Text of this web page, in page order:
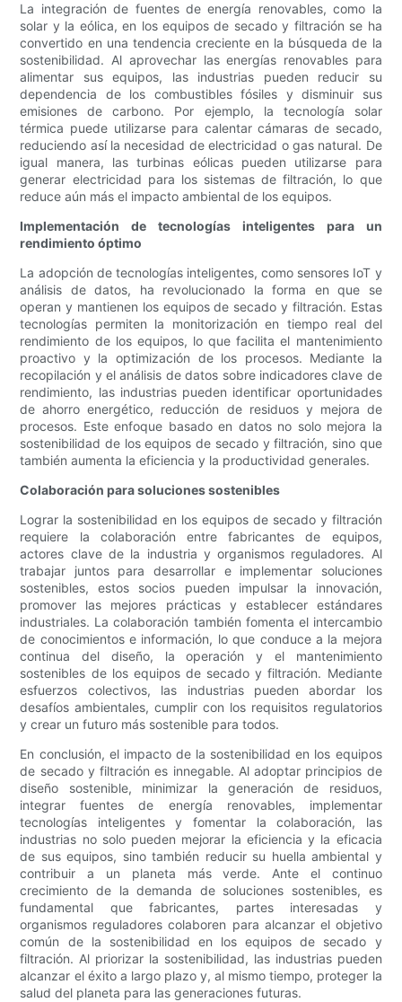
La integración de fuentes de energía renovables, como la
solar y la eólica, en los equipos de secado y filtración se ha
convertido en una tendencia creciente en la búsqueda de la
sostenibilidad. Al aprovechar las energías renovables para
alimentar sus equipos, las industrias pueden reducir su
dependencia de los combustibles fósiles y disminuir sus
emisiones de carbono. Por ejemplo, la tecnología solar
térmica puede utilizarse para calentar cámaras de secado,
reduciendo así la necesidad de electricidad o gas natural. De
igual manera, las turbinas eólicas pueden utilizarse para
generar electricidad para los sistemas de filtración, lo que
reduce aún más el impacto ambiental de los equipos.
Implementación de tecnologías inteligentes para un
rendimiento óptimo
La adopción de tecnologías inteligentes, como sensores IoT y
análisis de datos, ha revolucionado la forma en que se
operan y mantienen los equipos de secado y filtración. Estas
tecnologías permiten la monitorización en tiempo real del
rendimiento de los equipos, lo que facilita el mantenimiento
proactivo y la optimización de los procesos. Mediante la
recopilación y el análisis de datos sobre indicadores clave de
rendimiento, las industrias pueden identificar oportunidades
de ahorro energético, reducción de residuos y mejora de
procesos. Este enfoque basado en datos no solo mejora la
sostenibilidad de los equipos de secado y filtración, sino que
también aumenta la eficiencia y la productividad generales.
Colaboración para soluciones sostenibles
Lograr la sostenibilidad en los equipos de secado y filtración
requiere la colaboración entre fabricantes de equipos,
actores clave de la industria y organismos reguladores. Al
trabajar juntos para desarrollar e implementar soluciones
sostenibles, estos socios pueden impulsar la innovación,
promover las mejores prácticas y establecer estándares
industriales. La colaboración también fomenta el intercambio
de conocimientos e información, lo que conduce a la mejora
continua del diseño, la operación y el mantenimiento
sostenibles de los equipos de secado y filtración. Mediante
esfuerzos colectivos, las industrias pueden abordar los
desafíos ambientales, cumplir con los requisitos regulatorios
y crear un futuro más sostenible para todos.
En conclusión, el impacto de la sostenibilidad en los equipos
de secado y filtración es innegable. Al adoptar principios de
diseño sostenible, minimizar la generación de residuos,
integrar fuentes de energía renovables, implementar
tecnologías inteligentes y fomentar la colaboración, las
industrias no solo pueden mejorar la eficiencia y la eficacia
de sus equipos, sino también reducir su huella ambiental y
contribuir a un planeta más verde. Ante el continuo
crecimiento de la demanda de soluciones sostenibles, es
fundamental que fabricantes, partes interesadas y
organismos reguladores colaboren para alcanzar el objetivo
común de la sostenibilidad en los equipos de secado y
filtración. Al priorizar la sostenibilidad, las industrias pueden
alcanzar el éxito a largo plazo y, al mismo tiempo, proteger la
salud del planeta para las generaciones futuras.